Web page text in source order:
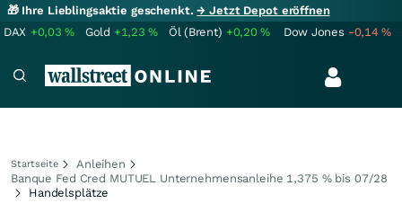
🎁 Ihre Lieblingsaktie geschenkt.→ Jetzt Depot eröffnen
DAX +0,03% Gold +1,23% Öl (Brent) +0,20% Dow Jones -0,14%
Startseite
Anleihen
Banque Fed Cred MUTUEL Unternehmensanleihe 1,375 % bis 07/28
Handelsplätze